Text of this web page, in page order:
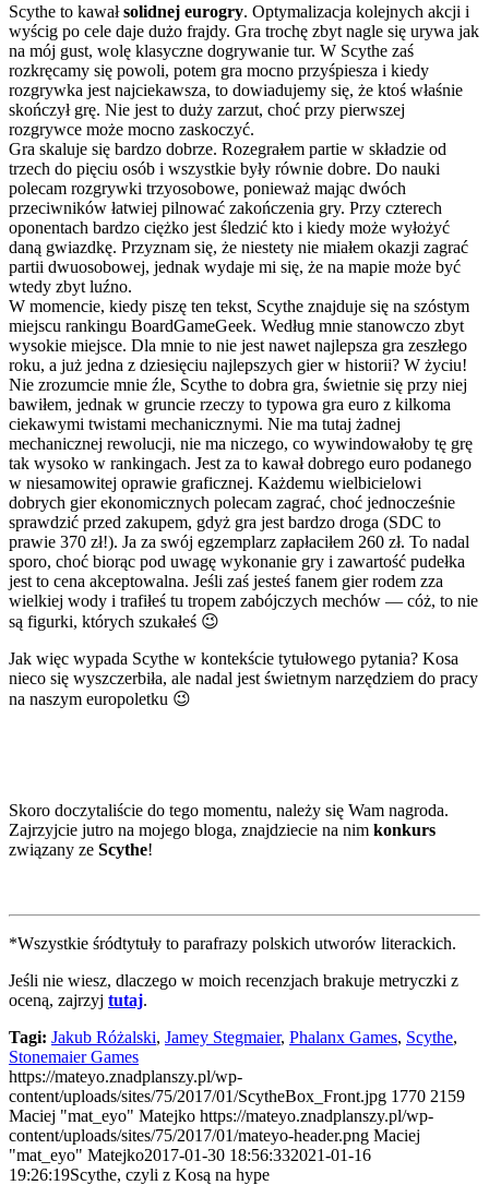
Scythe to kawałsolidnej eurogry. Optymalizacja kolejnych akcji i
wyścig po cele daje dużo frajdy. Gra trochę zbyt nagle się urywa jak
na mój gust, wolę klasyczne dogrywanie tur. W Scythe zaś
rozkręcamy się powoli, potem gra mocno przyśpiesza i kiedy
rozgrywka jest najciekawsza, to dowiadujemy się, że ktoś właśnie
skończył grę. Nie jest to duży zarzut, choć przy pierwszej
rozgrywce może mocno zaskoczyć.
Gra skaluje się bardzo dobrze. Rozegrałem partie w składzie od
trzech do pięciu osób i wszystkie były równie dobre. Do nauki
polecam rozgrywki trzyosobowe, ponieważ mając dwóch
przeciwników łatwiej pilnować zakończenia gry. Przy czterech
oponentach bardzo ciężko jest śledzić kto i kiedy może wyłożyć
daną gwiazdkę. Przyznam się, że niestety nie miałem okazji zagrać
partii dwuosobowej, jednak wydaje mi się, że na mapie może być
wtedy zbyt luźno.
W momencie, kiedy piszę ten tekst, Scythe znajduje się na szóstym
miejscu rankingu BoardGameGeek. Według mnie stanowczo zbyt
wysokie miejsce. Dla mnie to nie jest nawet najlepsza gra zeszłego
roku, a już jedna z dziesięciu najlepszych gier w historii? W życiu!
Nie zrozumcie mnie źle, Scythe to dobra gra, świetnie się przy niej
bawiłem, jednak w gruncie rzeczy to typowa gra euro z kilkoma
ciekawymi twistami mechanicznymi. Nie ma tutaj żadnej
mechanicznej rewolucji, nie ma niczego, co wywindowałoby tę grę
tak wysoko w rankingach. Jest za to kawał dobrego euro podanego
w niesamowitej oprawie graficznej. Każdemu wielbicielowi
dobrych gier ekonomicznych polecam zagrać, choć jednocześnie
sprawdzić przed zakupem, gdyż gra jest bardzo droga (SDC to
prawie 370 zł!). Ja za swój egzemplarz zapłaciłem 260 zł. To nadal
sporo, choć biorąc pod uwagę wykonanie gry i zawartość pudełka
jest to cena akceptowalna. Jeśli zaś jesteś fanem gier rodem zza
wielkiej wody i trafiłeś tu tropem zabójczych mechów — cóż, to nie
są figurki, których szukałeś 😉
Jak więc wypada Scythe w kontekście tytułowego pytania? Kosa
nieco się wyszczerbiła, ale nadal jest świetnym narzędziem do pracy
na naszym europoletku 😉
Skoro doczytaliście do tego momentu, należy się Wam nagroda.
Zajrzyjcie jutro na mojego bloga, znajdziecie na nim konkurs
związany ze Scythe!
*Wszystkie śródtytuły to parafrazy polskich utworów literackich.
Jeśli nie wiesz, dlaczego w moich recenzjach brakuje metryczki z
oceną, zajrzyj tutaj.
Tagi: Jakub Różalski, Jamey Stegmaier, Phalanx Games, Scythe,
Stonemaier Games
https://mateyo.znadplanszy.pl/wp-
content/uploads/sites/75/2017/01/ScytheBox_Front.jpg 1770 2159
Maciej "mat_eyo" Matejko https://mateyo.znadplanszy.pl/wp-
content/uploads/sites/75/2017/01/mateyo-header.png Maciej
"mat_eyo" Matejko2017-01-30 18:56:332021-01-16
19:26:19Scythe, czyli z Kosą na hype